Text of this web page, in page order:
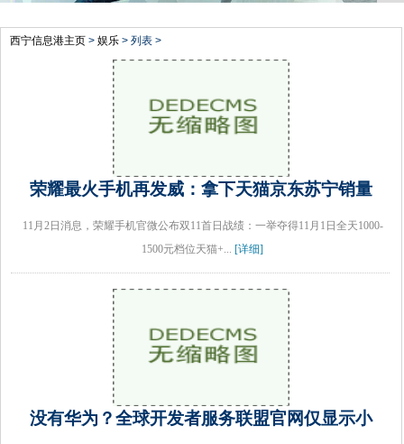
西宁信息港主页 > 娱乐 > 列表 >
荣耀最火手机再发威：拿下天猫京东苏宁销量
11月2日消息，荣耀手机官微公布双11首日战绩：一举夺得11月1日全天1000-
1500元档位天猫+... [详细]
没有华为？全球开发者服务联盟官网仅显示小